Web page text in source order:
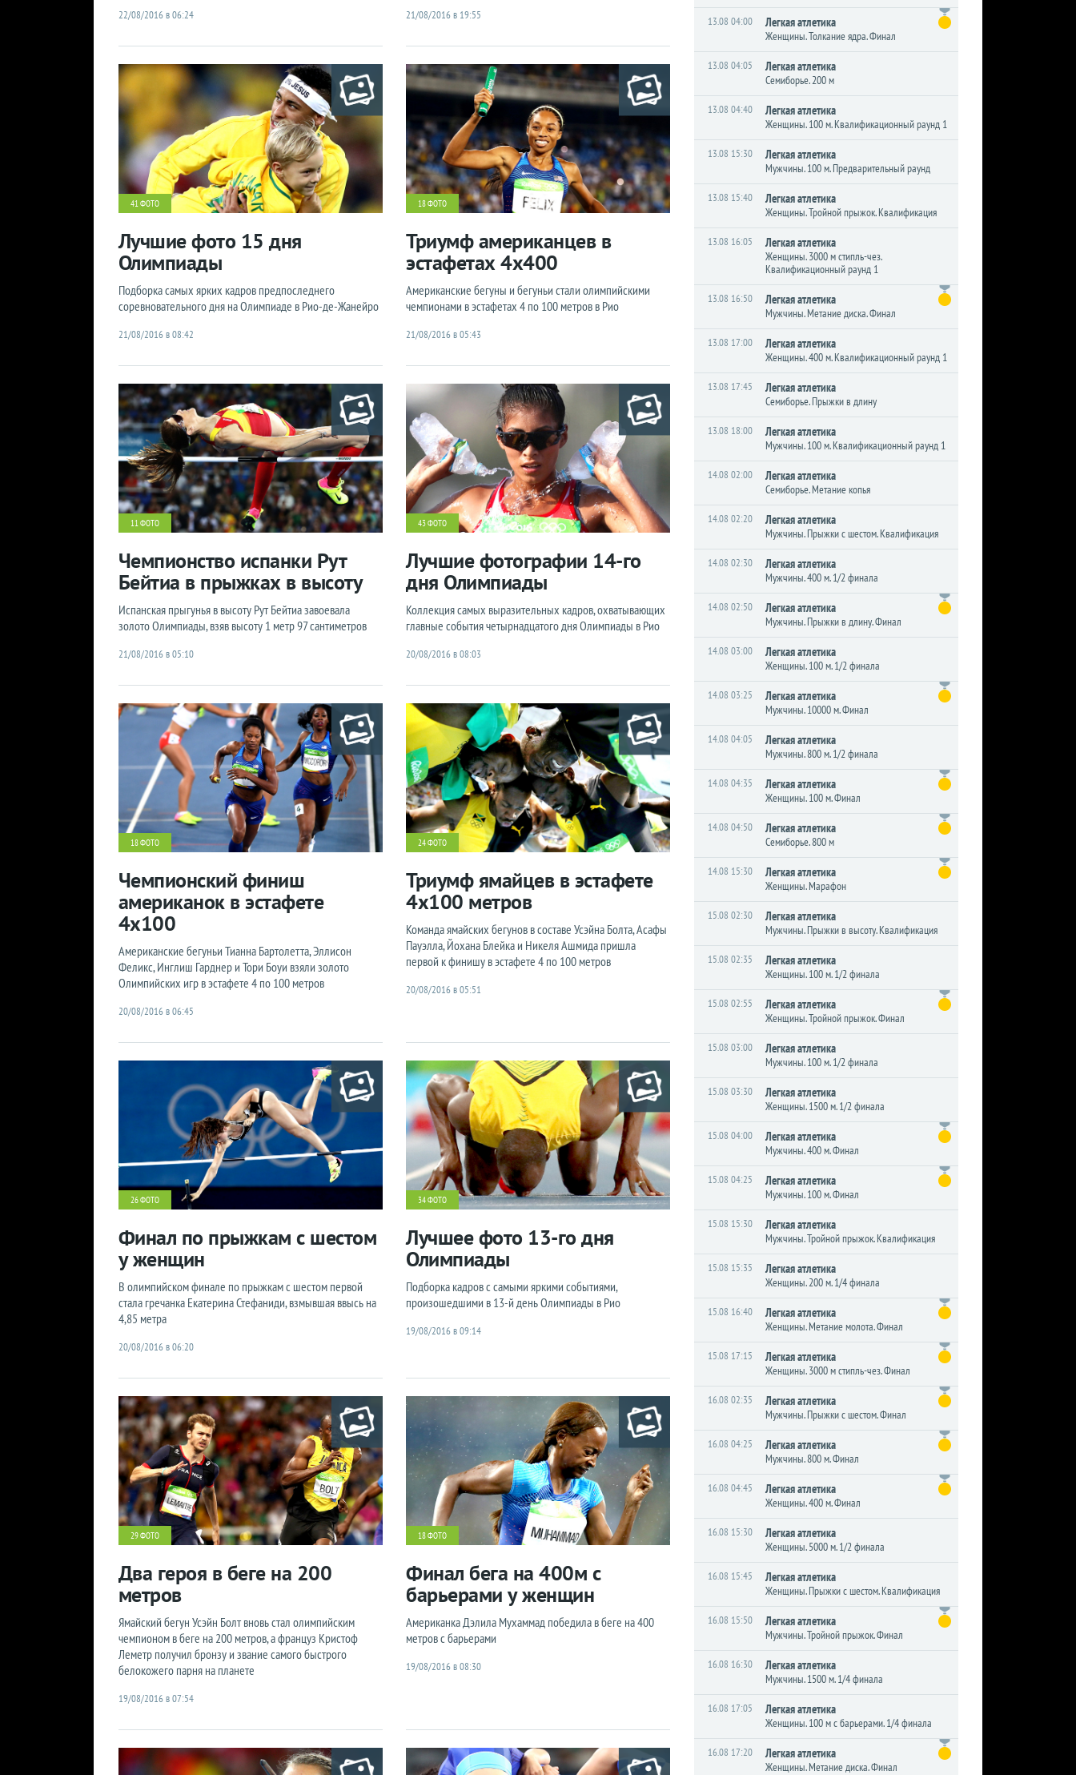
13.08 04:00 Легкая атлетика
Женщины. Толкание ядра. Финал
13.08 04:05 Легкая атлетика
Семиборье. 200 м
13.08 04:40 Легкая атлетика
Женщины. 100 м. Квалификационный раунд 1
13.08 15:30 Легкая атлетика
Мужчины. 100 м. Предварительный раунд
13.08 15:40 Легкая атлетика
Женщины. Тройной прыжок. Квалификация
13.08 16:05 Легкая атлетика
Женщины. 3000 м стипль-чез.
Квалификационный раунд 1
13.08 16:50 Легкая атлетика
Мужчины. Метание диска. Финал
13.08 17:00 Легкая атлетика
Женщины. 400 м. Квалификационный раунд 1
13.08 17:45 Легкая атлетика
Семиборье. Прыжки в длину
13.08 18:00 Легкая атлетика
Мужчины. 100 м. Квалификационный раунд 1
14.08 02:00 Легкая атлетика
Семиборье. Метание копья
14.08 02:20 Легкая атлетика
Мужчины. Прыжки с шестом. Квалификация
14.08 02:30 Легкая атлетика
Мужчины. 400 м. 1/2 финала
14.08 02:50 Легкая атлетика
Мужчины. Прыжки в длину. Финал
14.08 03:00 Легкая атлетика
Женщины. 100 м. 1/2 финала
14.08 03:25 Легкая атлетика
Мужчины. 10000 м. Финал
14.08 04:05 Легкая атлетика
Мужчины. 800 м. 1/2 финала
14.08 04:35 Легкая атлетика
Женщины. 100 м. Финал
14.08 04:50 Легкая атлетика
Семиборье. 800 м
14.08 15:30 Легкая атлетика
Женщины. Марафон
15.08 02:30 Легкая атлетика
Мужчины. Прыжки в высоту. Квалификация
15.08 02:35 Легкая атлетика
Женщины. 100 м. 1/2 финала
15.08 02:55 Легкая атлетика
Женщины. Тройной прыжок. Финал
15.08 03:00 Легкая атлетика
Мужчины. 100 м. 1/2 финала
15.08 03:30 Легкая атлетика
Женщины. 1500 м. 1/2 финала
15.08 04:00 Легкая атлетика
Мужчины. 400 м. Финал
15.08 04:25 Легкая атлетика
Мужчины. 100 м. Финал
15.08 15:30 Легкая атлетика
Мужчины. Тройной прыжок. Квалификация
15.08 15:35 Легкая атлетика
Женщины. 200 м. 1/4 финала
15.08 16:40 Легкая атлетика
Женщины. Метание молота. Финал
15.08 17:15 Легкая атлетика
Женщины. 3000 м стипль-чез. Финал
16.08 02:35 Легкая атлетика
Мужчины. Прыжки с шестом. Финал
16.08 04:25 Легкая атлетика
Мужчины. 800 м. Финал
16.08 04:45 Легкая атлетика
Женщины. 400 м. Финал
16.08 15:30 Легкая атлетика
Женщины. 5000 м. 1/2 финала
16.08 15:45 Легкая атлетика
Женщины. Прыжки с шестом. Квалификация
16.08 15:50 Легкая атлетика
Мужчины. Тройной прыжок. Финал
16.08 16:30 Легкая атлетика
Мужчины. 1500 м. 1/4 финала
16.08 17:05 Легкая атлетика
Женщины. 100 м с барьерами. 1/4 финала
16.08 17:20 Легкая атлетика
Женщины. Метание диска. Финал
22/08/2016 в 06:24 21/08/2016 в 19:55
41 ФОТО
Лучшие фото 15 дня
Олимпиады
Подборка самых ярких кадров предпоследнего
соревновательного дня на Олимпиаде в Рио-де-Жанейро
21/08/2016 в 08:42
18 ФОТО
Триумф американцев в
эстафетах 4x400
Американские бегуны и бегуньи стали олимпийскими
чемпионами в эстафетах 4 по 100 метров в Рио
21/08/2016 в 05:43
11 ФОТО
Чемпионство испанки Рут
Бейтиа в прыжках в высоту
Испанская прыгунья в высоту Рут Бейтиа завоевала
золото Олимпиады, взяв высоту 1 метр 97 сантиметров
21/08/2016 в 05:10
43 ФОТО
Лучшие фотографии 14-го
дня Олимпиады
Коллекция самых выразительных кадров, охватывающих
главные события четырнадцатого дня Олимпиады в Рио
20/08/2016 в 08:03
18 ФОТО
Чемпионский финиш
американок в эстафете
4x100
Американские бегуньи Тианна Бартолетта, Эллисон
Феликс, Инглиш Гарднер и Тори Боуи взяли золото
Олимпийских игр в эстафете 4 по 100 метров
20/08/2016 в 06:45
24 ФОТО
Триумф ямайцев в эстафете
4x100 метров
Команда ямайских бегунов в составе Усэйна Болта, Асафы
Пауэлла, Йохана Блейка и Никеля Ашмида пришла
первой к финишу в эстафете 4 по 100 метров
20/08/2016 в 05:51
26 ФОТО
Финал по прыжкам с шестом
у женщин
В олимпийском финале по прыжкам с шестом первой
стала гречанка Екатерина Стефаниди, взмывшая ввысь на
4,85 метра
20/08/2016 в 06:20
34 ФОТО
Лучшее фото 13-го дня
Олимпиады
Подборка кадров с самыми яркими событиями,
произошедшими в 13-й день Олимпиады в Рио
19/08/2016 в 09:14
29 ФОТО
Два героя в беге на 200
метров
Ямайский бегун Усэйн Болт вновь стал олимпийским
чемпионом в беге на 200 метров, а француз Кристоф
Леметр получил бронзу и звание самого быстрого
белокожего парня на планете
19/08/2016 в 07:54
18 ФОТО
Финал бега на 400м с
барьерами у женщин
Американка Дэлила Мухаммад победила в беге на 400
метров с барьерами
19/08/2016 в 08:30